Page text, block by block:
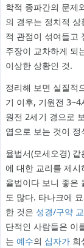
학적 종파간의 문제
의 경우는 정치적
적 관점이 섞여들고
주장이 교차하게 되
이상한 상황인 것.
정리해 보면 실질적
기 이후, 기원전
원전 2세기 경으로
엽으로 보는 것이 정
율법서(모세오경)
에 대한 교리를 제
율법이다 보니 좋은
도 많다. 타나크에
한 것은 성경/구약
단적인 사람들은 이
는 예수의 십자가희